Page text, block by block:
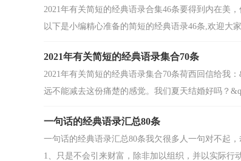
2021年有关简短的经典语录合集46条要得到内在美
以下是小编精心准备的简短的经典语录46条,欢迎大
2021年有关简短的经典语录集合70条
2021年有关简短的经典语录集合70条荷西回信给我
远不能减去这份痛楚的感觉。我们夏天结婚好吗？
一句话的经典语录汇总80条
一句话的经典语录汇总80条我欠很多人一句对不起
1、只是不会引来财富，除非加以组织，并以实际行